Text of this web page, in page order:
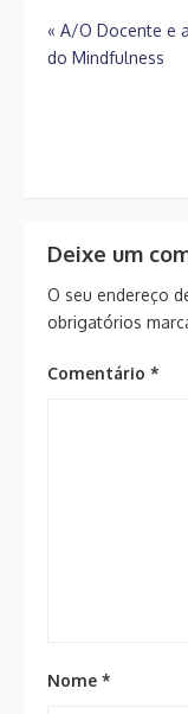
Navegação
de
« A/O Docente e
do Mindfulness
Deixe um
O seu endereço
obrigatórios
Comentário *
Nome *